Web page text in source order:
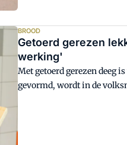
BROOD
Getoerd gerezen
werking'
Met getoerd gerezen deeg
gevormd, wordt in de